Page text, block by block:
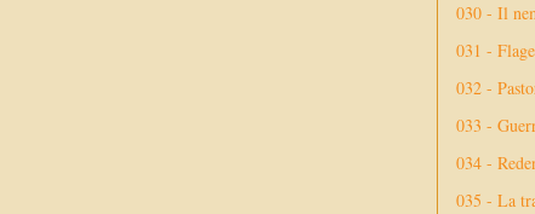
030 - Il
031 -
032 -
033 -
034 -
035 - La